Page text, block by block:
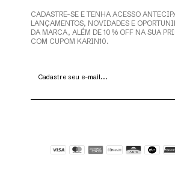
CADASTRE-SE E TENHA ACESSO
LANÇAMENTOS, NOVIDADES E
DA MARCA, ALÉM DE 10% OFF NA SUA
COM CUPOM KARIN10.